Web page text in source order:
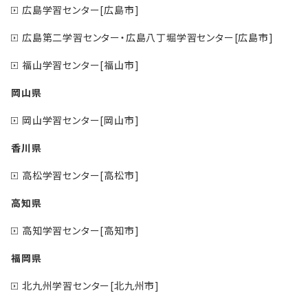
広島学習センター[広島市]
広島第二学習センター・広島八丁堀学習センター[広島市]
福山学習センター[福山市]
岡山県
岡山学習センター[岡山市]
香川県
高松学習センター[高松市]
高知県
高知学習センター[高知市]
福岡県
北九州学習センター[北九州市]